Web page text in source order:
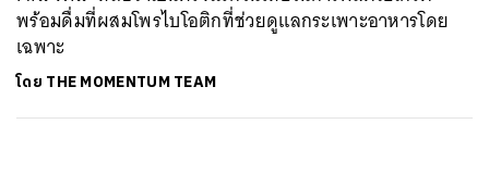
พร้อมดื่มที่ผสมโพรไบโอติกที่ช่วยดูแลกระเพาะอาหารโดย
เฉพาะ
โดย THE MOMENTUM TEAM